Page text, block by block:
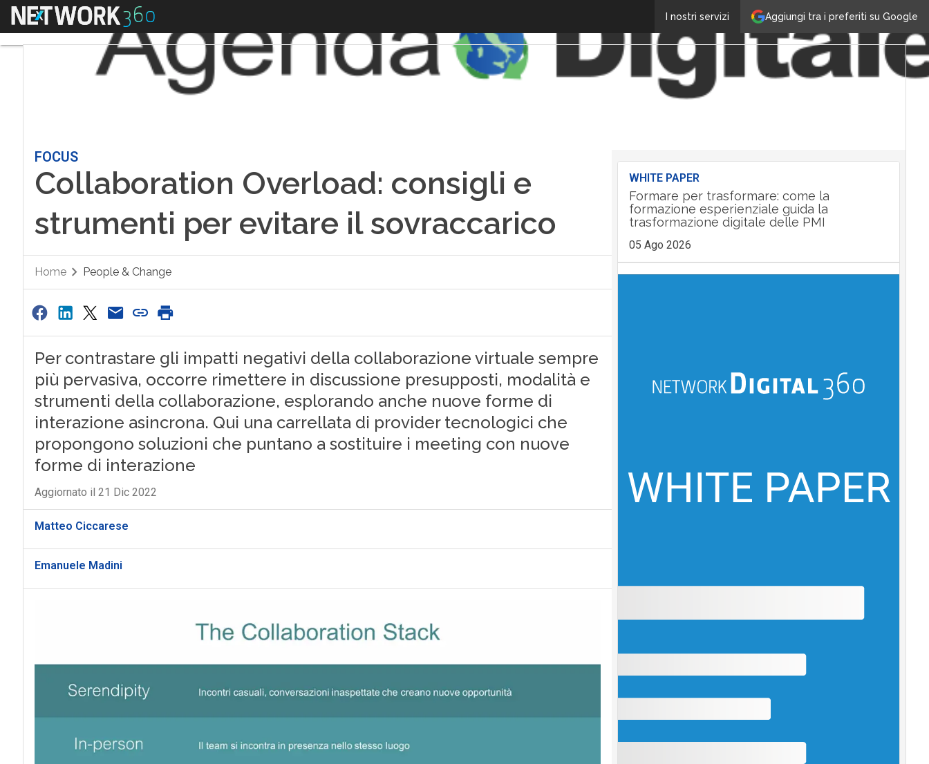
Aggiungi tra i preferiti su Google
I nostri servizi
Menu
FOCUS
Collaboration Overload: consigli e
strumenti per evitare il sovraccarico
Home People & Change
Per contrastare gli impatti negativi della collaborazione virtuale sempre
più pervasiva, occorre rimettere in discussione presupposti, modalità e
strumenti della collaborazione, esplorando anche nuove forme di
interazione asincrona. Qui una carrellata di provider tecnologici che
propongono soluzioni che puntano a sostituire i meeting con nuove
forme di interazione
Aggiornato il 21 Dic 2022
Matteo Ciccarese
Emanuele Madini
WHITE PAPER
Formare per trasformare: come la
formazione esperienziale guida la
trasformazione digitale delle PMI
05 Ago 2026